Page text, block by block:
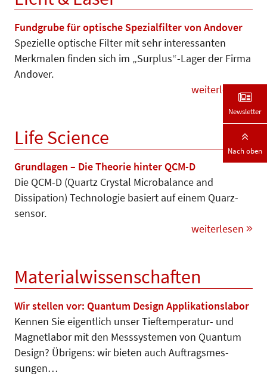
Fundgrube für optische Spezialfilter von Andover
Spezielle optische Filter mit sehr interessanten
Merkmalen finden sich im „Surplus“-Lager der Firma
Andover.
weiterlesen
Life Science
Grundlagen – Die Theorie hinter QCM-D
Die QCM-D (Quartz Crystal Micro­balance and
Dissipation) Tech­nologie basiert auf einem Quarz­
sensor.
weiterlesen
Materialwissenschaften
Wir stellen vor: Quantum Design Applikationslabor
Kennen Sie eigentlich unser Tief­tem­peratur- und
Magnetlabor mit den Mess­systemen von Quantum
Design? Übrigens: wir bieten auch Auftrags­mes­­
sungen…
Newsletter
Nach oben